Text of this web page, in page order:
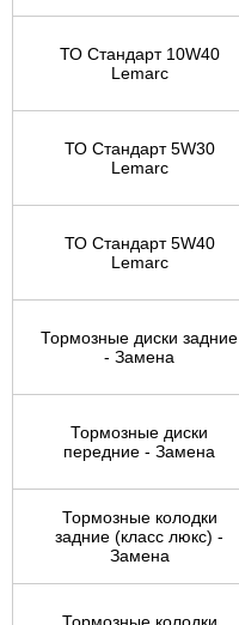
ТО Стандарт 10W40
Lemarc
ТО Стандарт 5W30
Lemarc
ТО Стандарт 5W40
Lemarc
Тормозные диски задние
- Замена
Тормозные диски
передние - Замена
Тормозные колодки
задние (класс люкс) -
Замена